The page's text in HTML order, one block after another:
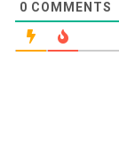
0 COMMENTS